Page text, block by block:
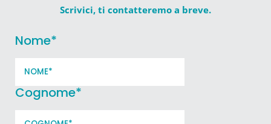
Scrivici, ti contatteremo a breve.
Nome*
Cognome*